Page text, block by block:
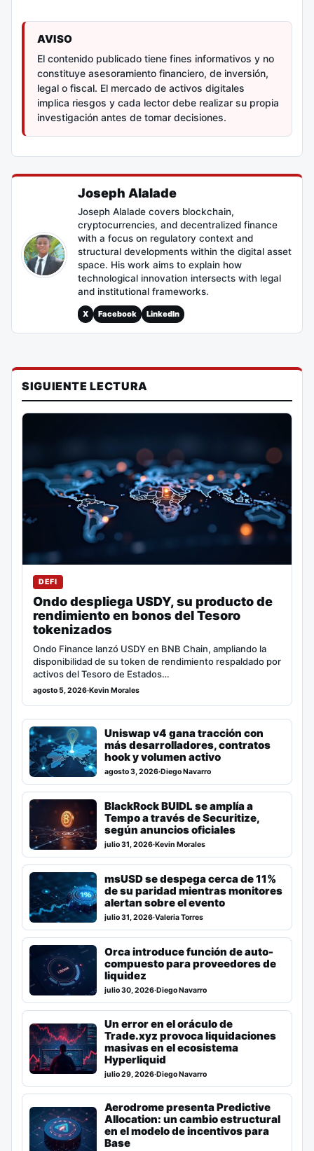
AVISO
El contenido publicado tiene fines informativos y no
constituye asesoramiento financiero, de inversión,
legal o fiscal. El mercado de activos digitales
implica riesgos y cada lector debe realizar su propia
investigación antes de tomar decisiones.
Joseph Alalade
Joseph Alalade covers blockchain,
cryptocurrencies, and decentralized finance
with a focus on regulatory context and
structural developments within the digital asset
space. His work aims to explain how
technological innovation intersects with legal
and institutional frameworks.
X Facebook LinkedIn
SIGUIENTE LECTURA
DEFI
Ondo despliega USDY, su producto de
rendimiento en bonos del Tesoro
tokenizados
Ondo Finance lanzó USDY en BNB Chain, ampliando la
disponibilidad de su token de rendimiento respaldado por
activos del Tesoro de Estados…
agosto 5, 2026·Kevin Morales
Uniswap v4 gana tracción con
más desarrolladores, contratos
hook y volumen activo
agosto 3, 2026·Diego Navarro
BlackRock BUIDL se amplía a
Tempo a través de Securitize,
según anuncios oficiales
julio 31, 2026·Kevin Morales
msUSD se despega cerca de 11%
de su paridad mientras monitores
alertan sobre el evento
julio 31, 2026·Valeria Torres
Orca introduce función de auto-
compuesto para proveedores de
liquidez
julio 30, 2026·Diego Navarro
Un error en el oráculo de
Trade.xyz provoca liquidaciones
masivas en el ecosistema
Hyperliquid
julio 29, 2026·Diego Navarro
Aerodrome presenta Predictive
Allocation: un cambio estructural
en el modelo de incentivos para
Base